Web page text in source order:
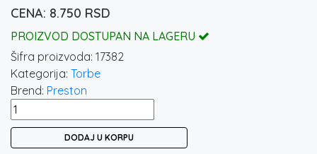
8.750 RSD
PROIZVOD DOSTUPAN NA LAGERU
Šifra proizvoda: 17382
Kategorija: Torbe
Brend: Preston
PRESTON
SUPERA
DODAJ U KORPU